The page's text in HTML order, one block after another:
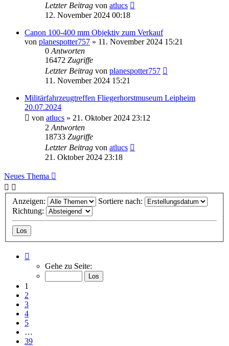
Letzter Beitrag von atlucs
12. November 2024 00:18
Canon 100-400 mm Objektiv zum Verkauf
von planespotter757 » 11. November 2024 15:21
0 Antworten
16472 Zugriffe
Letzter Beitrag von planespotter757
11. November 2024 15:21
Militärfahrzeugtreffen Fliegerhorstmuseum Leipheim
20.07.2024
von atlucs » 21. Oktober 2024 23:12
2 Antworten
18733 Zugriffe
Letzter Beitrag von atlucs
21. Oktober 2024 23:18
Neues Thema
Anzeigen:
Sortiere nach:
Richtung:
von
Gehe zu Seite:
1
2
3
4
5
…
39